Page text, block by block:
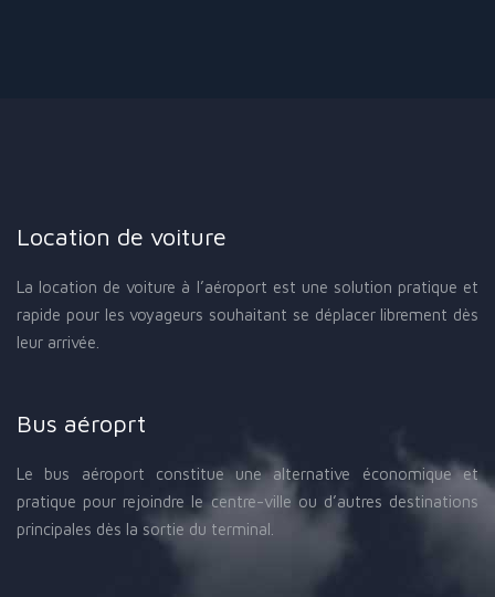
Location de voiture
La location de voiture à l’aéroport est une solution pratique et
rapide pour les voyageurs souhaitant se déplacer librement dès
leur arrivée.
Bus aéroprt
Le bus aéroport constitue une alternative économique et
pratique pour rejoindre le centre-ville ou d’autres destinations
principales dès la sortie du terminal.